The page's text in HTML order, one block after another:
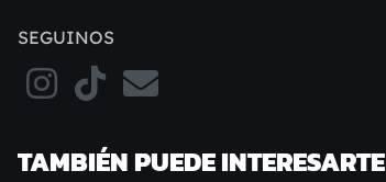
SEGUINOS
TAMBIÉN PUEDE INTERESARTE